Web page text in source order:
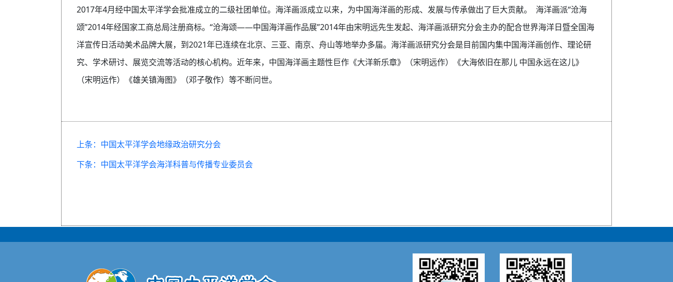
2017年4月经中国太平洋学会批准成立的二级社团单位。海洋画派成立以来，为中国海洋画的形成、发展与传承做出了巨大贡献。 海洋画派“沧海
颂”2014年经国家工商总局注册商标。“沧海颂——中国海洋画作品展”2014年由宋明远先生发起、海洋画派研究分会主办的配合世界海洋日暨全国海
洋宣传日活动美术品牌大展，到2021年已连续在北京、三亚、南京、舟山等地举办多届。海洋画派研究分会是目前国内集中国海洋画创作、理论研
究、学术研讨、展览交流等活动的核心机构。近年来，中国海洋画主题性巨作《大洋新乐章》（宋明远作）《大海依旧在那儿 中国永远在这儿》
（宋明远作）《雄关镇海图》（邓子敬作）等不断问世。
上条：中国太平洋学会地缘政治研究分会
下条：中国太平洋学会海洋科普与传播专业委员会